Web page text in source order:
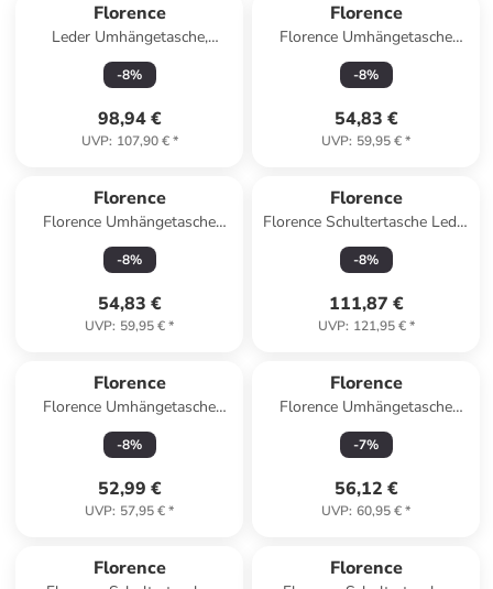
Florence
Leder Umhängetasche,
Handtasche Florence Tasche
schwarz ca. 30cm
-8%
98,94 €
UVP: 107,90 €*
Florence
Florence Umhängetasche
Leder beige, rosa ca. 19cm
-8%
54,83 €
UVP: 59,95 €*
Florence
Florence Umhängetasche
Leder hellblau ca. 19cm
-8%
54,83 €
UVP: 59,95 €*
Florence
Florence Schultertasche Leder
tan, hellbraun ca. 36cm
-8%
111,87 €
UVP: 121,95 €*
Florence
Florence Umhängetasche
Leder schwarz ca. 13cm
-8%
52,99 €
UVP: 57,95 €*
Florence
Florence Umhängetasche
Leder weiß ca. 22cm
-7%
56,12 €
UVP: 60,95 €*
Florence Florence